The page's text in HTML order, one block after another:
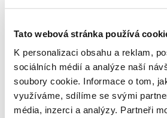
Tato webová stránka používá
K personalizaci obsahu a reklam,
sociálních médií a analýze naší
soubory cookie. Informace o tom,
využíváme, sdílíme se svými
média, inzerci a analýzy. Partneři
Alergeny jsou vyznačeny
Výživové údaje na 100 g:
Energie
kJ/kcal